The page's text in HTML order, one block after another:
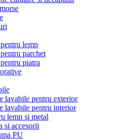
lemn
parchet
piatra
lavabile pentru exterior
lavabile pentru interior
lemn si metal
si accesorii
PU